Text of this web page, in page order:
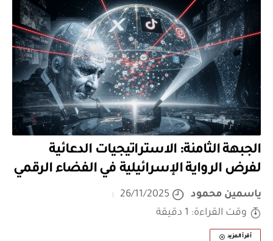
الجبهة الثامنة: الاستراتيجيات الدعائية
لفرض الرواية الإسرائيلية في الفضاء الرقمي
ياسمين محمود
26/11/2025
وقت القراءة: 1 دقيقة
أقرأ المزيد